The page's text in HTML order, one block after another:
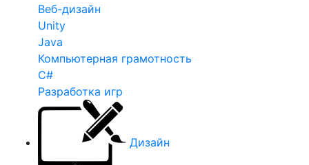
Веб-дизайн
Unity
Java
Компьютерная грамотность
C#
Разработка игр
Дизайн